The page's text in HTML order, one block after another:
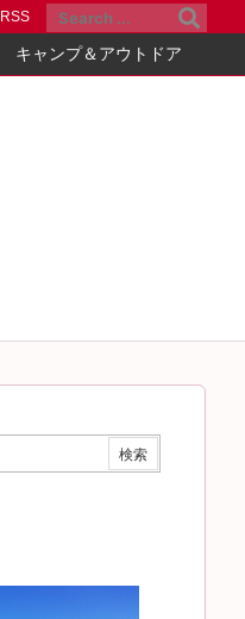
キャンプ＆アウトドア
RSS